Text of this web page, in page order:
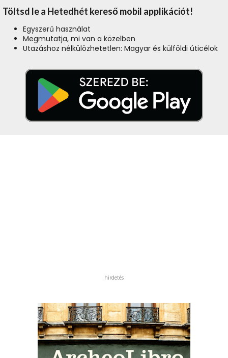
Töltsd le a Hetedhét kereső mobil applikációt!
Egyszerű használat
Megmutatja, mi van a közelben
Utazáshoz nélkülözhetetlen: Magyar és külföldi úticélok
hirdetés